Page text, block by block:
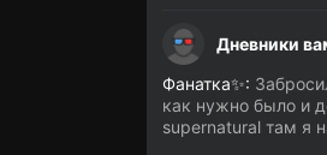
Дневники
Фанатка✨:
как нужно было и
supernatural там я